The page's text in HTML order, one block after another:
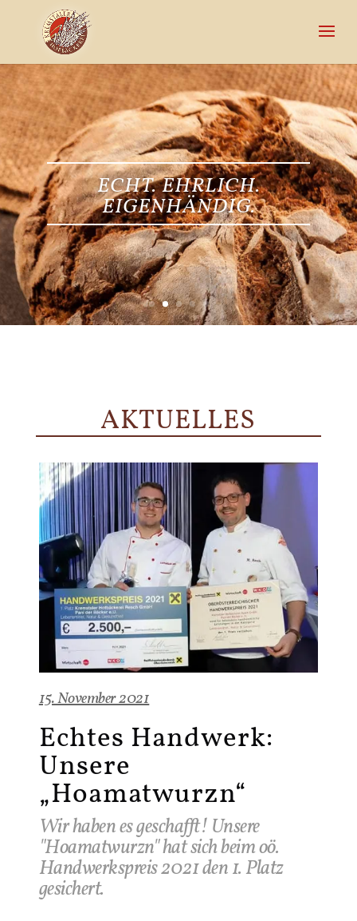
ECHT. EHRLICH.
EIGENHÄNDIG.
AKTUELLES
15. November 2021
Echtes Handwerk:
Unsere
„Hoamatwurzn“
Wir haben es geschafft! Unsere
"Hoamatwurzn" hat sich beim oö.
Handwerkspreis 2021 den 1. Platz
gesichert.